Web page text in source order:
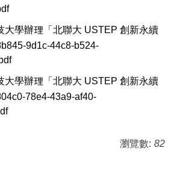
大學辦理「北聯大 USTEP 創新永續
9d1c-44c8-b524-
大學辦理「北聯大 USTEP 創新永續
78e4-43a9-af40-
瀏覽數: 82